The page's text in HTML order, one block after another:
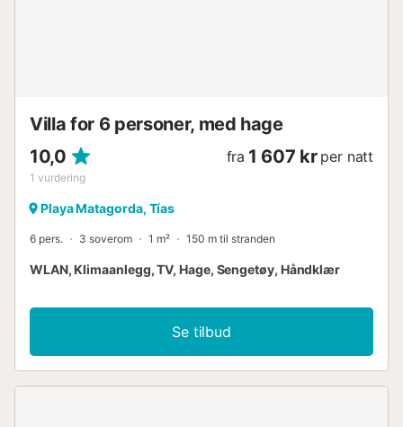
Villa for 6 personer, med hage
10,0
1 vurdering
fra 1 607 kr per natt
Playa Matagorda, Tías
6 pers. 3 soverom 1 m² 150 m til stranden
WLAN, Klimaanlegg, TV, Hage, Sengetøy, Håndklær
Se tilbud